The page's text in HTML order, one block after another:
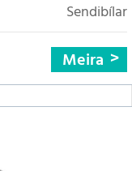
Sendibílar
Meira